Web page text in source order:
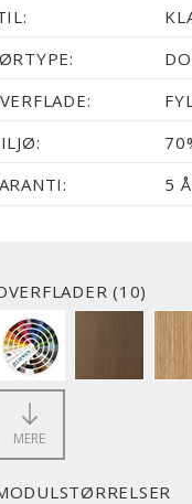
5
(10)
NÆSTEN ALLE NCS S
MERE